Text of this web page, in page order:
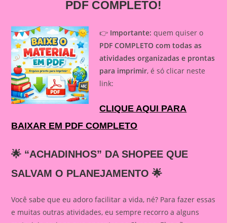
PDF COMPLETO!
👉 Importante: quem quiser o
PDF COMPLETO com todas as
atividades organizadas e prontas
para imprimir, é só clicar neste
link:
CLIQUE AQUI PARA
BAIXAR EM PDF COMPLETO
🌟 “ACHADINHOS” DA SHOPEE QUE
SALVAM O PLANEJAMENTO 🌟
Você sabe que eu adoro facilitar a vida, né? Para fazer essas
e muitas outras atividades, eu sempre recorro a alguns